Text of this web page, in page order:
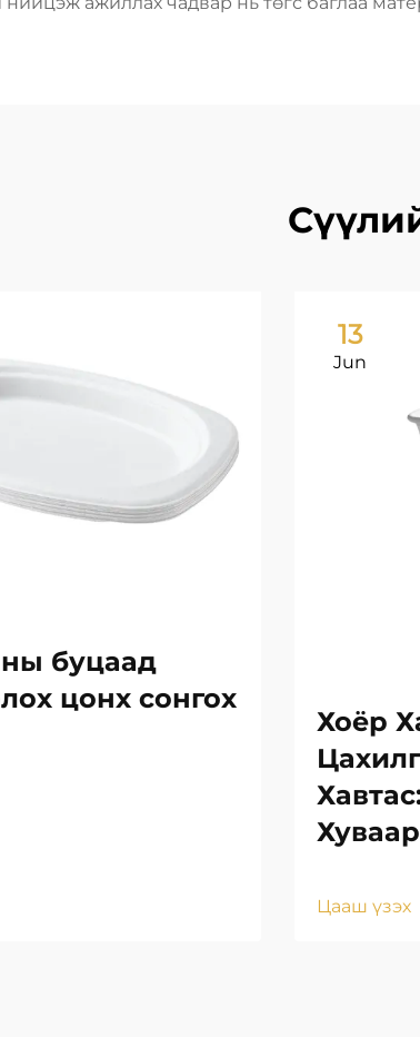
буцаад
цонх сонгох
13
Jun
Хоёр
Цааш үзэх